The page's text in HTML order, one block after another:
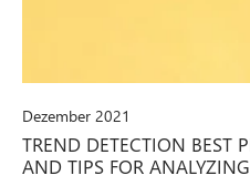
Dezember 2021
TREND DETECTION BEST
AND TIPS FOR